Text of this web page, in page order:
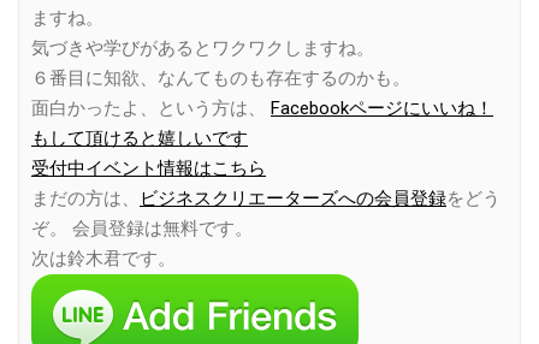
ますね。
気づきや学びがあるとワクワクしますね。
６番目に知欲、なんてものも存在するのかも。
面白かったよ、という方は、 Facebookページにいいね！
もして頂けると嬉しいです
受付中イベント情報はこちら
まだの方は、
ビジネスクリエーターズへの会員登録をどう
ぞ。 会員登録は無料です。
次は鈴木君です。